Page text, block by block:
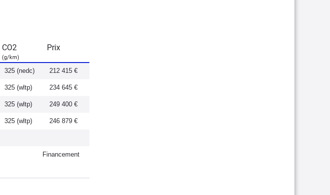
CO2
(g/km)
Prix
325 (nedc) 212 415 €
325 (wltp) 234 645 €
325 (wltp) 249 400 €
325 (wltp) 246 879 €
Financement